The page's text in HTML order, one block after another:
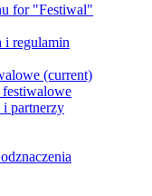
for "Festiwal"
i regulamin
(current)
i partnerzy